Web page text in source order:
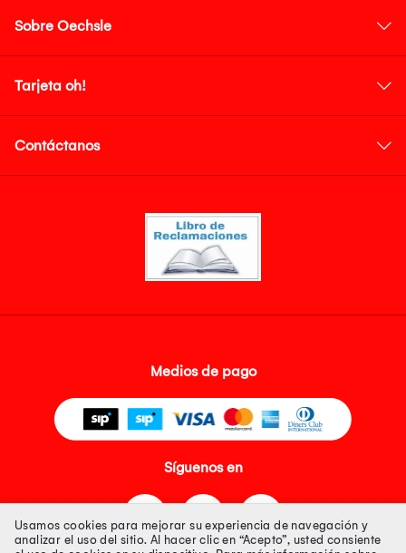
Sobre Oechsle
Tarjeta oh!
Contáctanos
Medios de pago
Síguenos en
Usamos cookies para mejorar su experiencia de navegación y
analizar el uso del sitio. Al hacer clic en “Acepto”, usted consiente